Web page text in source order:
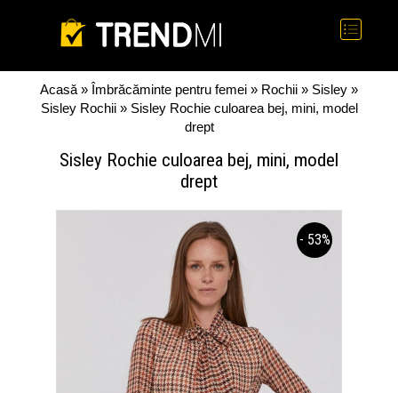
Acasă » Îmbrăcăminte pentru femei » Rochii » Sisley »
Sisley Rochii» Sisley Rochie culoarea bej, mini, model
drept
Sisley Rochie culoarea bej, mini, model
drept
- 53%